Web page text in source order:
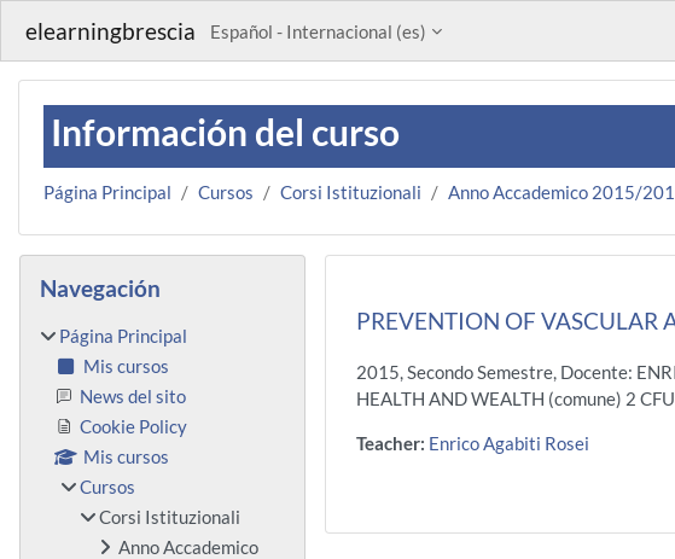
elearningbrescia Español - Internacional ‎(es)‎
Información del curso
Página Principal Cursos Corsi Istituzionali Anno Accademico 2015/
PREVENTION OF VASCULAR
2015, Secondo Semestre, Docente:
HEALTH AND WEALTH (comune) 2 CFU
Teacher: Enrico Agabiti Rosei
Bloques
Navegación
Página Principal
Mis cursos
News del sito
Cookie Policy
Mis cursos
Cursos
Corsi Istituzionali
Anno Accademico